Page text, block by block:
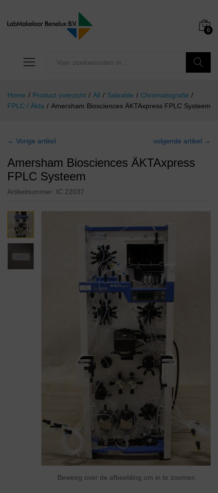
0
Home / Product overzicht / All / Saleable / Chromatografie /
FPLC / Äkta / Amersham Biosciences ÄKTAxpress FPLC Systeem
← Vorige artikel volgende artikel →
Amersham Biosciences ÄKTAxpress
FPLC Systeem
Artikelnummer: IC 22037
Beweeg over de afbeelding om in te zoomen